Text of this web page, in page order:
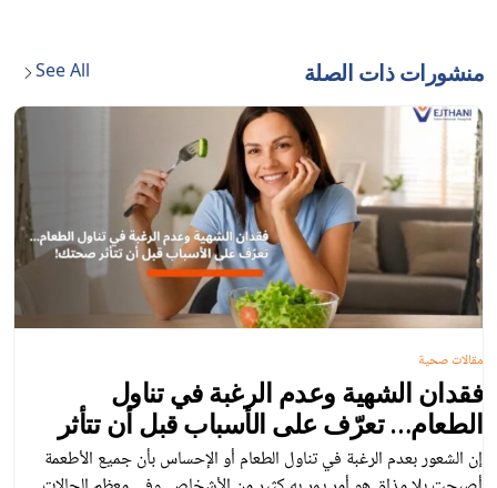
منشورات ذات الصلة See All
فقدان الشهية وعدم الرغبة في تناول
الطعام… تعرّف على الأسباب قبل أن تتأثر
صحتك!
إن الشعور بعدم الرغبة في تناول الطعام أو الإحساس بأن جميع الأطعمة
مقالات صحية